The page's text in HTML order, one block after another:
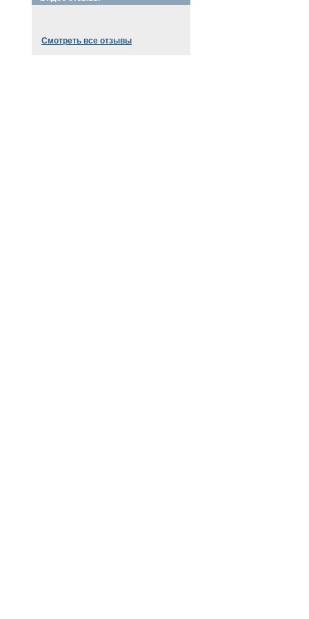
Смотреть все отзывы